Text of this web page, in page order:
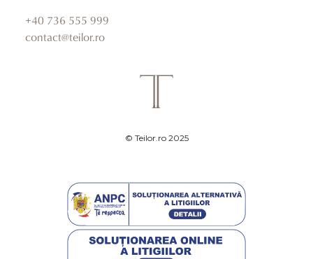
+40 736 555 999
contact@teilor.ro
© Teilor.ro 2025